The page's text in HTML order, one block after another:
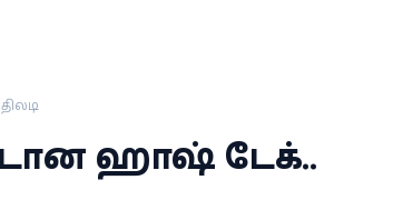
ஹாஷ் டேக்..